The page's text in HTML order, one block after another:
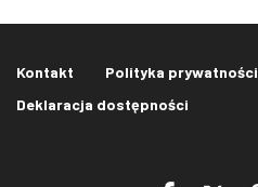
Kontakt Polityka prywatności
Deklaracja dostępności